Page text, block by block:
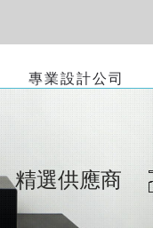
專業設計公司
精選供應商